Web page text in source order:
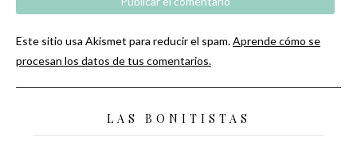
Este sitio usa Akismet para reducir el spam.Aprende cómo se
procesan los datos de tus comentarios.
LAS BONITISTAS